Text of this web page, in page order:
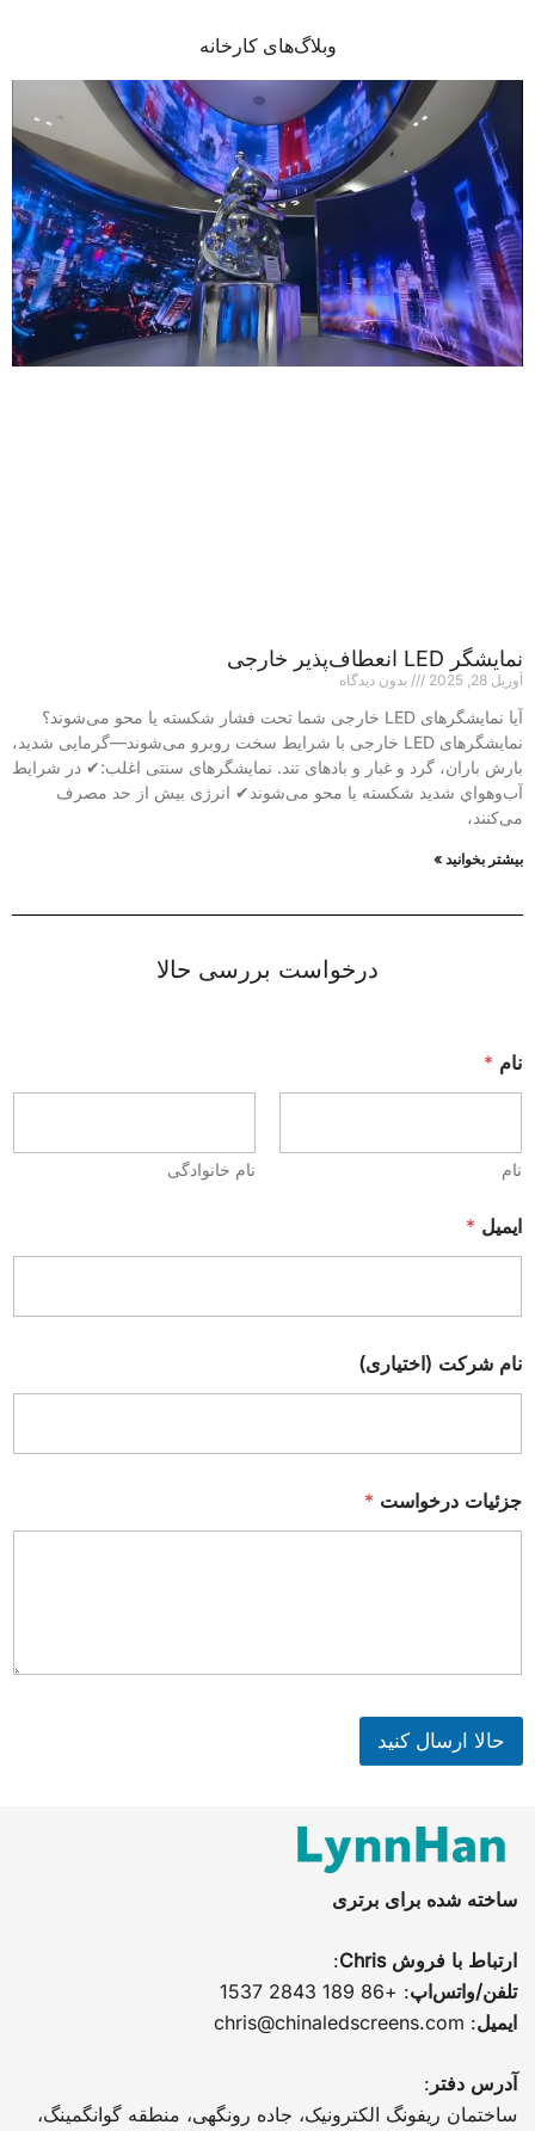
وبلاگ‌های کارخانه
نمایشگر LED انعطاف‌پذیر خارجی
آوریل 28, 2025 بدون دیدگاه
آیا نمایشگرهای LED خارجی شما تحت فشار شکسته یا محو می‌شوند؟
نمایشگرهای LED خارجی با شرایط سخت روبرو می‌شوند—گرمایی شدید،
بارش باران، گرد و غبار و بادهای تند. نمایشگرهای سنتی اغلب:✔ در شرایط
آب‌وهواي شدید شکسته یا محو می‌شوند✔ انرژی بیش از حد مصرف
می‌کنند،
بیشتر بخوانید »
درخواست بررسی حالا
نام *
نام نام خانوادگی
ایمیل *
نام شرکت (اختیاری)
جزئیات درخواست *
حالا ارسال کنید
ساخته شده برای برتری
ارتباط با فروش Chris
:
تلفن/واتس‌اپ: +86 189 2843 1537
ایمیل:
chris@chinaledscreens.com
آدرس دفتر :
ساختمان ریفونگ الکترونیک، جاده رونگهی، منطقه گوانگمینگ،